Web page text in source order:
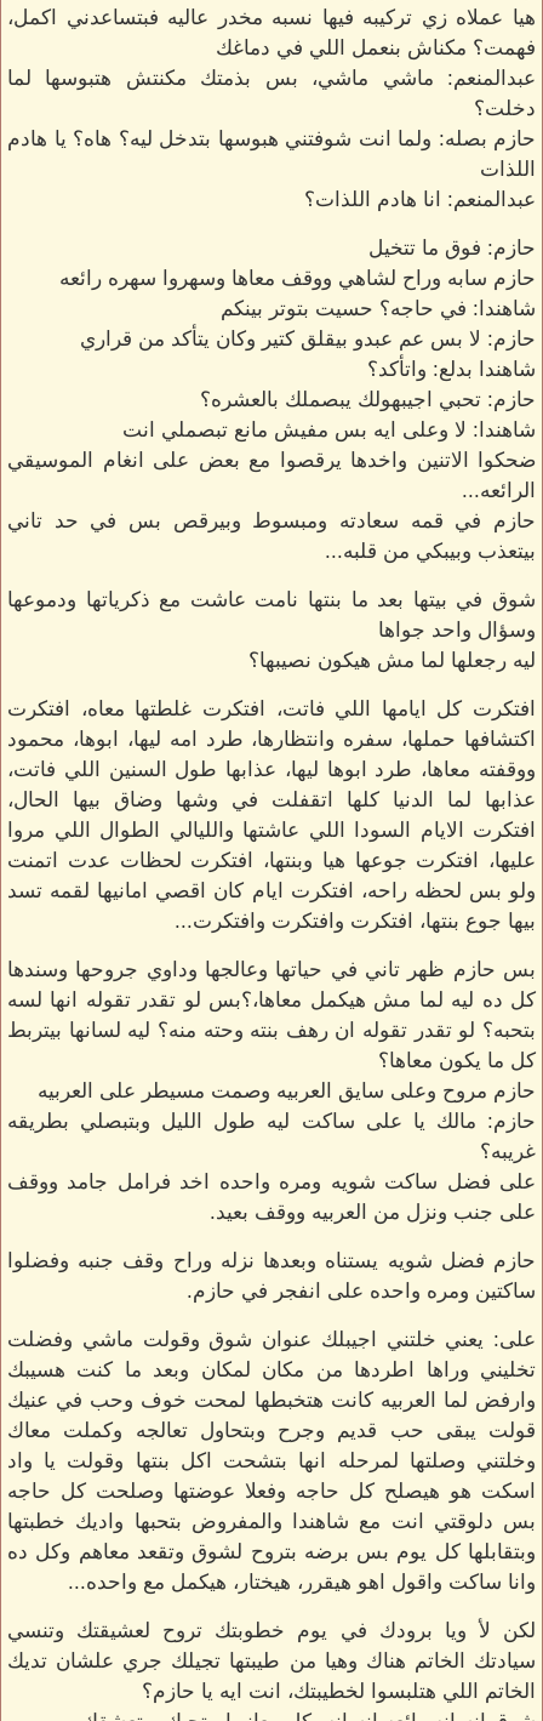
هيا عملاه زي تركيبه فيها نسبه مخدر عاليه فبتساعدني اكمل،
فهمت؟ مكناش بنعمل اللي في دماغك
عبدالمنعم: ماشي ماشي، بس بذمتك مكنتش هتبوسها لما
دخلت؟
حازم بصله: ولما انت شوفتني هبوسها بتدخل ليه؟ هاه؟ يا هادم
اللذات
عبدالمنعم: انا هادم اللذات؟
حازم: فوق ما تتخيل
حازم سابه وراح لشاهي ووقف معاها وسهروا سهره رائعه
شاهندا: في حاجه؟ حسيت بتوتر بينكم
حازم: لا بس عم عبدو بيقلق كتير وكان يتأكد من قراري
شاهندا بدلع: واتأكد؟
حازم: تحبي اجيبهولك يبصملك بالعشره؟
شاهندا: لا وعلى ايه بس مفيش مانع تبصملي انت
ضحكوا الاتنين واخدها يرقصوا مع بعض على انغام الموسيقي
الرائعه...
حازم في قمه سعادته ومبسوط وبيرقص بس في حد تاني
بيتعذب وبيبكي من قلبه...
شوق في بيتها بعد ما بنتها نامت عاشت مع ذكرياتها ودموعها
وسؤال واحد جواها
ليه رجعلها لما مش هيكون نصيبها؟
افتكرت كل ايامها اللي فاتت، افتكرت غلطتها معاه، افتكرت
اكتشافها حملها، سفره وانتظارها، طرد امه ليها، ابوها، محمود
ووقفته معاها، طرد ابوها ليها، عذابها طول السنين اللي فاتت،
عذابها لما الدنيا كلها اتقفلت في وشها وضاق بيها الحال،
افتكرت الايام السودا اللي عاشتها والليالي الطوال اللي مروا
عليها، افتكرت جوعها هيا وبنتها، افتكرت لحظات عدت اتمنت
ولو بس لحظه راحه، افتكرت ايام كان اقصي امانيها لقمه تسد
بيها جوع بنتها، افتكرت وافتكرت وافتكرت...
بس حازم ظهر تاني في حياتها وعالجها وداوي جروحها وسندها
كل ده ليه لما مش هيكمل معاها،؟بس لو تقدر تقوله انها لسه
بتحبه؟ لو تقدر تقوله ان رهف بنته وحته منه؟ ليه لسانها بيتربط
كل ما يكون معاها؟
حازم مروح وعلى سايق العربيه وصمت مسيطر على العربيه
حازم: مالك يا على ساكت ليه طول الليل وبتبصلي بطريقه
غريبه؟
على فضل ساكت شويه ومره واحده اخد فرامل جامد ووقف
على جنب ونزل من العربيه ووقف بعيد.
حازم فضل شويه يستناه وبعدها نزله وراح وقف جنبه وفضلوا
ساكتين ومره واحده على انفجر في حازم.
على: يعني خلتني اجيبلك عنوان شوق وقولت ماشي وفضلت
تخليني وراها اطردها من مكان لمكان وبعد ما كنت هسيبك
وارفض لما العربيه كانت هتخبطها لمحت خوف وحب في عنيك
قولت يبقى حب قديم وجرح وبتحاول تعالجه وكملت معاك
وخلتني وصلتها لمرحله انها بتشحت اكل بنتها وقولت يا واد
اسكت هو هيصلح كل حاجه وفعلا عوضتها وصلحت كل حاجه
بس دلوقتي انت مع شاهندا والمفروض بتحبها واديك خطبتها
وبتقابلها كل يوم بس برضه بتروح لشوق وتقعد معاهم وكل ده
وانا ساكت واقول اهو هيقرر، هيختار، هيكمل مع واحده...
لكن لأ ويا برودك في يوم خطوبتك تروح لعشيقتك وتنسي
سيادتك الخاتم هناك وهيا من طيبتها تجيلك جري علشان تديك
الخاتم اللي هتلبسوا لخطيبتك، انت ايه يا حازم؟